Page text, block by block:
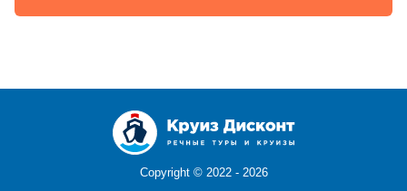
Copyright © 2022 - 2026